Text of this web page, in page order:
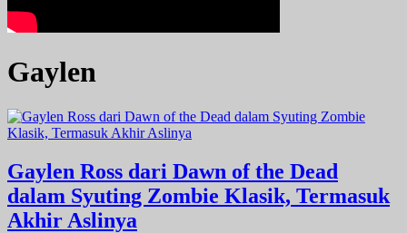
Gaylen
Gaylen Ross dari Dawn of the Dead
dalam Syuting Zombie Klasik, Termasuk
Akhir Aslinya